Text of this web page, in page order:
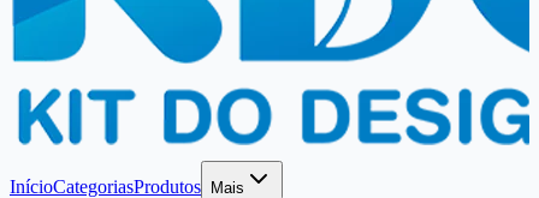
InícioCategoriasProdutos Mais